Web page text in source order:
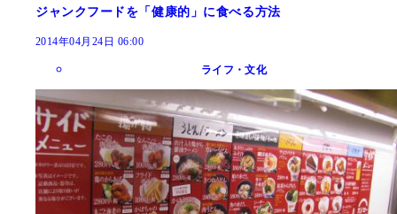
ジャンクフードを「健康的」に食べる方法
2014年04月24日 06:00
ライフ・文化